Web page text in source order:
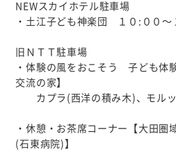
NEWスカイホテル駐車場
・土江子ども神楽団 １０:００～
旧ＮＴＴ駐車場
・体験の風をおこそう 子ども体
交流の家】
カプラ(西洋の積み木)、モル
・休憩・お茶席コーナー【大田圏
(石東病院)】